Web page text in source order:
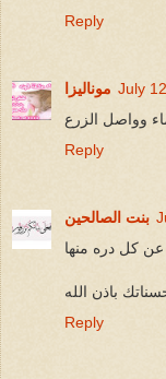
Reply
موناليزا July
وواصل الزرع
Reply
بنت الصالحين
عن كل دره منها
باذن الله
Reply